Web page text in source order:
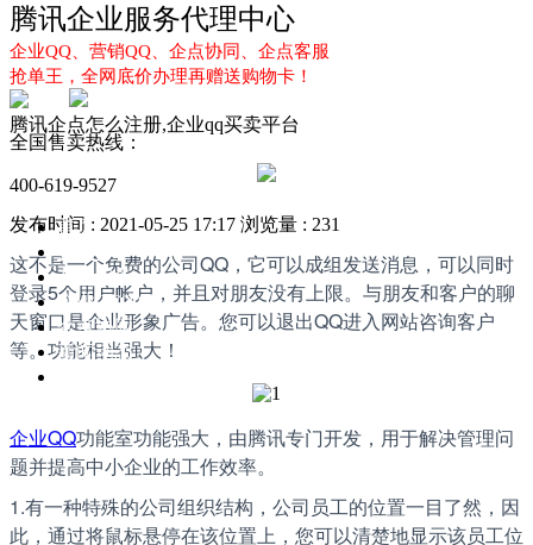
腾讯企业服务代理中心
企业QQ、营销QQ、企点协同、企点客服
抢单王，全网底价办理再赠送购物卡！
全国售卖热线：
400-619-9527
首页
企业QQ
企点服务
企业QQ2.0
企点协同
新闻动态
腾讯企点怎么注册,企业qq买卖平台
发布时间 : 2021-05-25 17:17 浏览量 : 231
这不是一个免费的公司QQ，它可以成组发送消息，可以同时
登录5个用户帐户，并且对朋友没有上限。与朋友和客户的聊
天窗口是企业形象广告。您可以退出QQ进入网站咨询客户
等。功能相当强大！
企业QQ功能室功能强大，由腾讯专门开发，用于解决管理问
题并提高中小企业的工作效率。
1.有一种特殊的公司组织结构，公司员工的位置一目了然，因
此，通过将鼠标悬停在该位置上，您可以清楚地显示该员工位